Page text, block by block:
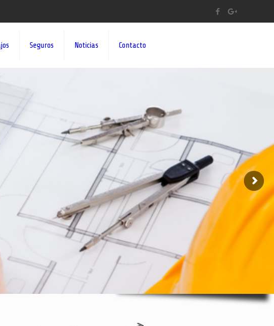
Seguros Noticias Contacto
VIDA A SUS IDEAS¡¡